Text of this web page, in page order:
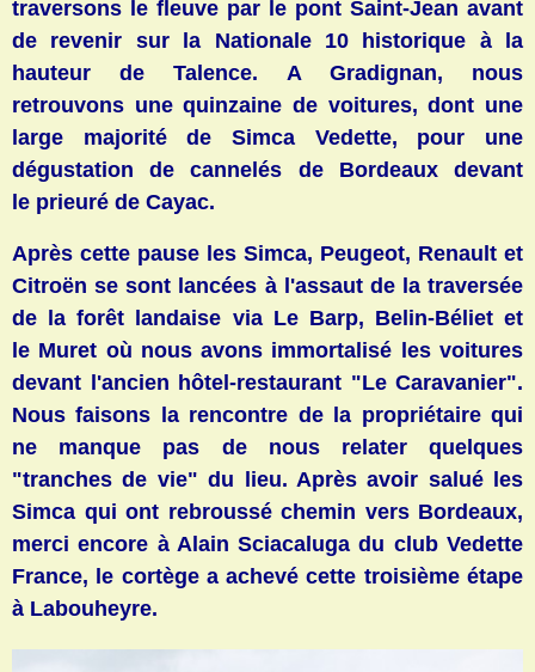
traversons le fleuve par le pont Saint-Jean avant
de revenir sur la Nationale 10 historique à la
hauteur de Talence. A Gradignan, nous
retrouvons une quinzaine de voitures, dont une
large majorité de Simca Vedette, pour une
dégustation de cannelés de Bordeaux devant
le prieuré de Cayac.
Après cette pause les Simca, Peugeot, Renault et
Citroën se sont lancées à l'assaut de la traversée
de la forêt landaise via Le Barp, Belin-Béliet et
le Muret où nous avons immortalisé les voitures
devant l'ancien hôtel-restaurant "Le Caravanier".
Nous faisons la rencontre de la propriétaire qui
ne manque pas de nous relater quelques
"tranches de vie" du lieu. Après avoir salué les
Simca qui ont rebroussé chemin vers Bordeaux,
merci encore à Alain Sciacaluga du club Vedette
France, le cortège a achevé cette troisième étape
à Labouheyre.